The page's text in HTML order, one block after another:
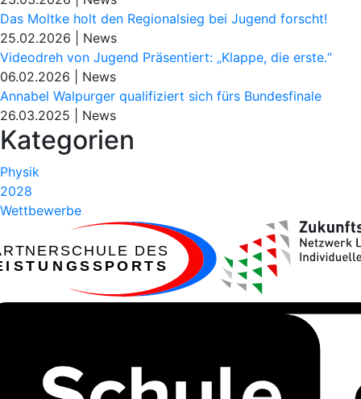
Das Moltke holt den Regionalsieg bei Jugend forscht!
25.02.2026
News
Videodreh von Jugend Präsentiert: „Klappe, die erste.“
06.02.2026
News
Annabel Walpurger qualifiziert sich fürs Bundesfinale
26.03.2025
News
Kategorien
Physik
2028
Wettbewerbe
ARTNERSCHULE DES
EISTUNGSSPORTS